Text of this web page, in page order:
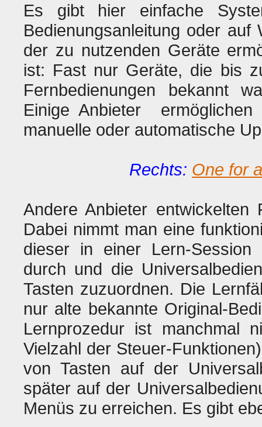
Es gibt hier einfache
Bedienungsanleitung oder auf
der zu nutzenden Geräte
ist: Fast nur Geräte, die bis
Fernbedienungen bekannt
Einige Anbieter
manuelle oder automatische
Rechts: One for
Andere Anbieter
Dabei nimmt man eine
dieser in einer Lern-Session
durch und die
Tasten zuzuordnen. Die
nur alte bekannte Original-
Lernprozedur ist manchmal
Vielzahl der Steuer-
von Tasten auf der
später auf der
Menüs zu erreichen. Es gibt